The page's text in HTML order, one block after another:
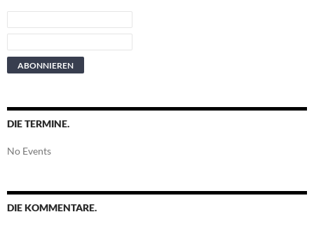
DIE TERMINE.
No Events
DIE KOMMENTARE.